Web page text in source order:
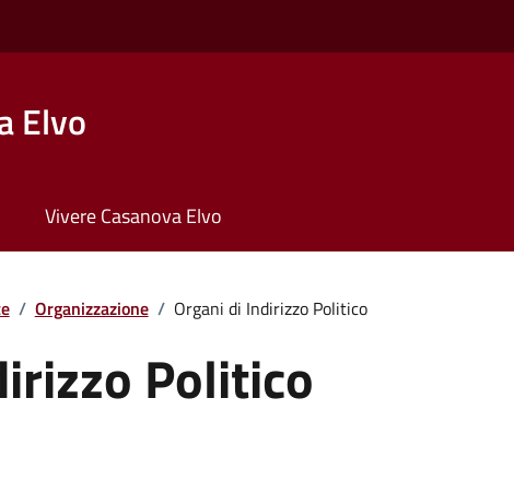
Elvo
Vivere Casanova Elvo
/ Organizzazione / Organi di Indirizzo Politico
Politico